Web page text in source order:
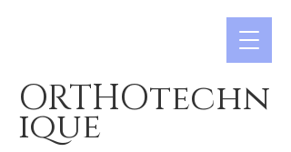
ORTHOtechn
ique